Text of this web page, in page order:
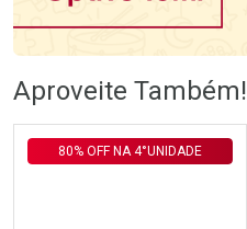
Comprar sem Desconto
Por R$ 76,78/cada
Comprar sem Desconto
Por R$ 76,78/cada
Aproveite Também!
80% OFF NA 4°UNIDADE